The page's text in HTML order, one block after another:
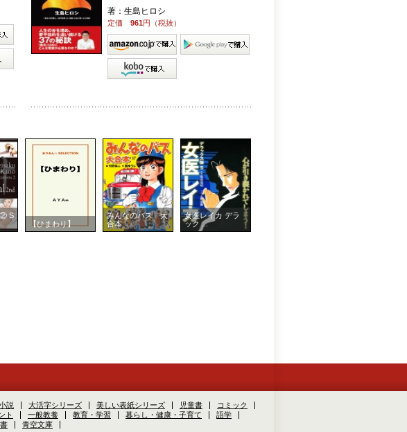
著：生島ヒロシ
定価 961円（税抜）
② S
【ひまわり】
みんなのバス 大
合本
女医レイカ デラ
ック ...
説 大活字シリーズ 美しい表紙シリーズ 児童書
コミック
ト 一般教養 教育・学習 暮らし・健康・子育て
語学
青空文庫